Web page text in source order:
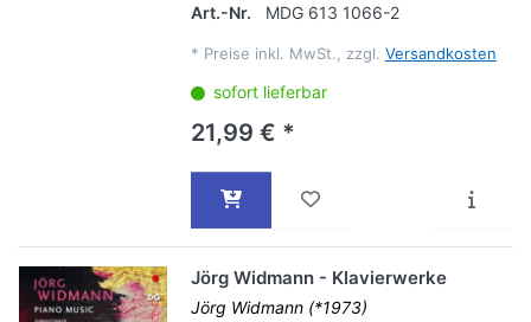
Art.-Nr. MDG 613 1066-2
* Preise inkl. MwSt., zzgl. Versandkosten
sofort lieferbar
21,99 € *
Jörg Widmann - Klavierwerke
Jörg Widmann (*1973)